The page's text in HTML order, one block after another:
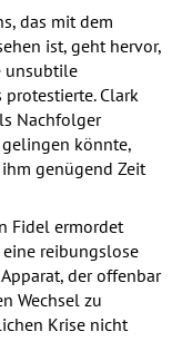
das mit dem
ist, geht hervor,
unsubtile
Clark
Nachfolger
könnte,
genügend Zeit
Fidel ermordet
eine reibungslose
der offenbar
Wechsel zu
Krise nicht